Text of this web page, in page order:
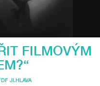
FILMOVÝM
JI.HLAVA